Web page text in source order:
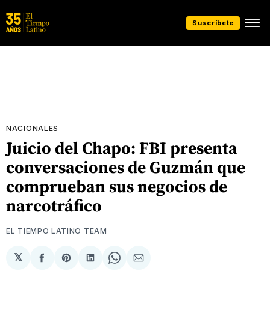
Suscríbete
NACIONALES
Juicio del Chapo: FBI presenta
conversaciones de Guzmán que
comprueban sus negocios de
narcotráfico
EL TIEMPO LATINO TEAM
𝕏
Compartir
en
Share
on
Compartir
en
Share
on
Compartir
via